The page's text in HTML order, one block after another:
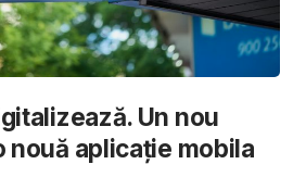
Un nou
nouă aplicație mobila